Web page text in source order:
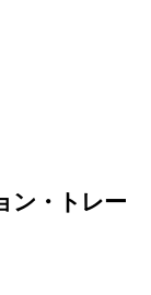
ン・トレー